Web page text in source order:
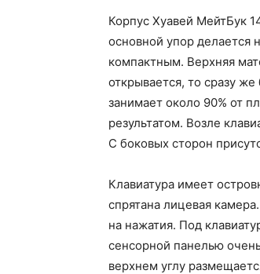
Корпус Хуавей МейтБук
основной упор делается
компактным. Верхняя
открывается, то сразу
занимает около 90% от
результатом. Возле
С боковых сторон
Клавиатура имеет
спрятана лицевая
на нажатия. Под
сенсорной панелью
верхнем углу